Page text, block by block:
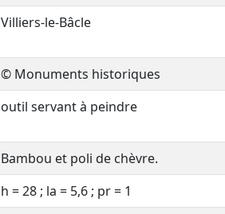
Villiers-le-Bâcle
© Monuments historiques
outil servant à peindre
Bambou et poli de chèvre.
h = 28 ; la = 5,6 ; pr = 1